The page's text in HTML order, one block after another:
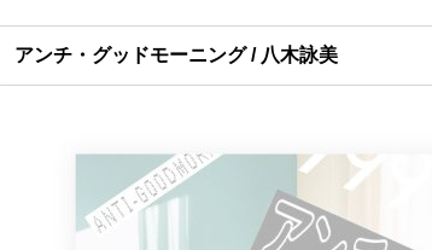
アンチ・グッドモーニング / 八木詠美